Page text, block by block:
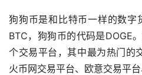
狗狗币是和比特币一样的数字
BTC，狗狗币的代码是DOGE
个交易平台，其中最为热门的
火币网交易平台、欧意交易平